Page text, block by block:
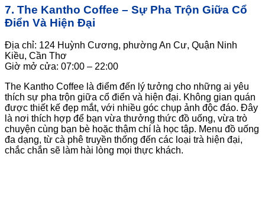
7. The Kantho Coffee – Sự Pha Trộn Giữa Cổ
Điển Và Hiện Đại
Địa chỉ: 124 Huỳnh Cương, phường An Cư, Quận Ninh
Kiều, Cần Thơ
Giờ mở cửa: 07:00 – 22:00
The Kantho Coffee là điểm đến lý tưởng cho những ai yêu
thích sự pha trộn giữa cổ điển và hiện đại. Không gian quán
được thiết kế đẹp mắt, với nhiều góc chụp ảnh độc đáo. Đây
là nơi thích hợp để bạn vừa thưởng thức đồ uống, vừa trò
chuyện cùng bạn bè hoặc thậm chí là học tập. Menu đồ uống
đa dạng, từ cà phê truyền thống đến các loại trà hiện đại,
chắc chắn sẽ làm hài lòng mọi thực khách.